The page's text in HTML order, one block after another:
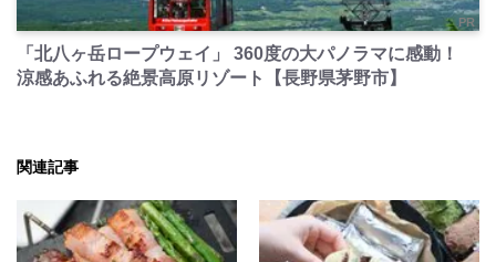
PR
「北八ヶ岳ロープウェイ」 360度の大パノラマに感動！
涼感あふれる絶景高原リゾート【長野県茅野市】
関連記事